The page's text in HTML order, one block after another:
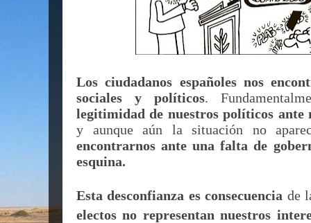
Los ciudadanos españoles nos
sociales y políticos.
legitimidad de nuestros políticos ante
y aunque aún la situación no
encontrarnos ante una falta de
esquina.
Esta desconfianza es consecuencia de
electos no representan nuestros